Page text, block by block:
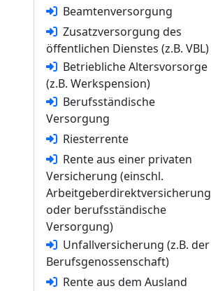
Beamtenversorgung
Zusatzversorgung des
öffentlichen Dienstes (z.B. VBL)
Betriebliche Altersvorsorge
(z.B. Werkspension)
Berufsständische
Versorgung
Riesterrente
Rente aus einer privaten
Versicherung (einschl.
Arbeitgeberdirektversicherung
oder berufsständische
Versorgung)
Unfallversicherung (z.B. der
Berufsgenossenschaft)
Rente aus dem Ausland